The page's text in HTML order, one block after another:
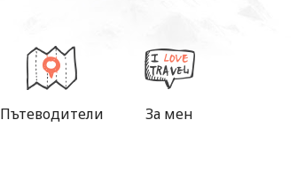
Пътеводители За мен